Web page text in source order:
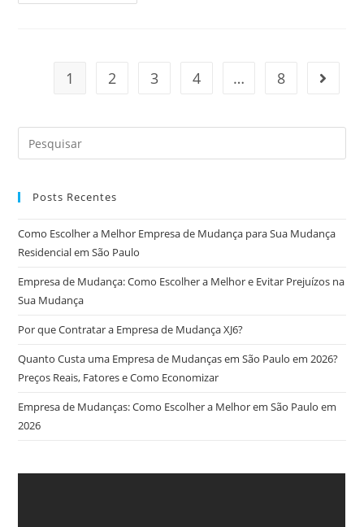
1 2 3 4 … 8
Posts Recentes
Como Escolher a Melhor Empresa de Mudança para Sua Mudança
Residencial em São Paulo
Empresa de Mudança: Como Escolher a Melhor e Evitar Prejuízos na
Sua Mudança
Por que Contratar a Empresa de Mudança XJ6?
Quanto Custa uma Empresa de Mudanças em São Paulo em 2026?
Preços Reais, Fatores e Como Economizar
Empresa de Mudanças: Como Escolher a Melhor em São Paulo em
2026